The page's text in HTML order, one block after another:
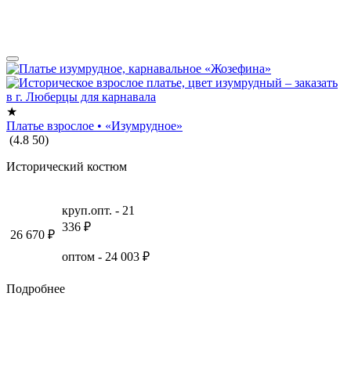
★
Платье взрослое • «Изумрудное»
(4.8 50)
Исторический костюм
26 670 ₽
круп.опт. - 21
336 ₽
оптом - 24 003 ₽
Подробнее